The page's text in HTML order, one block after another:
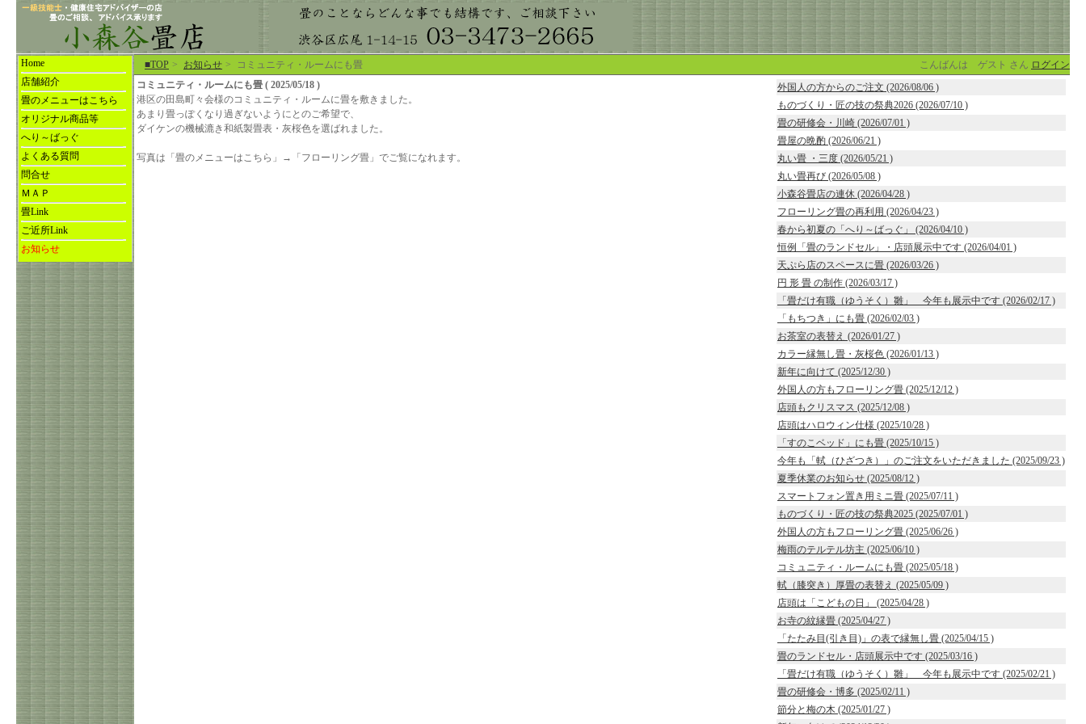
Home
店舗紹介
畳のメニューはこちら
オリジナル商品等
へり～ばっぐ
よくある質問
問合せ
ＭＡＰ
畳Link
ご近所Link
お知らせ
■TOP > お知らせ > コミュニティ・ルームにも畳 こんばんは ゲスト さん ログイン
コミュニティ・ルームにも畳 ( 2025/05/18 )
港区の田島町々会様のコミュニティ・ルームに畳を敷きました。
あまり畳っぽくなり過ぎないようにとのご希望で、
ダイケンの機械漉き和紙製畳表・灰桜色を選ばれました。
写真は「畳のメニューはこちら」→「フローリング畳」でご覧になれます。
外国人の方からのご注文 (2026/08/06 )
ものづくり・匠の技の祭典2026 (2026/07/10 )
畳の研修会・川崎 (2026/07/01 )
畳屋の晩酌 (2026/06/21 )
丸い畳 ・三度 (2026/05/21 )
丸い畳再び (2026/05/08 )
小森谷畳店の連休 (2026/04/28 )
フローリング畳の再利用 (2026/04/23 )
春から初夏の「へり～ばっぐ」 (2026/04/10 )
恒例「畳のランドセル」・店頭展示中です (2026/04/01 )
天ぷら店のスペースに畳 (2026/03/26 )
円 形 畳 の制作 (2026/03/17 )
「畳だけ有職（ゆうそく）雛」 今年も展示中です (2026/02/17 )
「もちつき」にも畳 (2026/02/03 )
お茶室の表替え (2026/01/27 )
カラー縁無し畳・灰桜色 (2026/01/13 )
新年に向けて (2025/12/30 )
外国人の方もフローリング畳 (2025/12/12 )
店頭もクリスマス (2025/12/08 )
店頭はハロウィン仕様 (2025/10/28 )
「すのこベッド」にも畳 (2025/10/15 )
今年も「軾（ひざつき）」のご注文をいただきました (2025/09/23 )
夏季休業のお知らせ (2025/08/12 )
スマートフォン置き用ミニ畳 (2025/07/11 )
ものづくり・匠の技の祭典2025 (2025/07/01 )
外国人の方もフローリング畳 (2025/06/26 )
梅雨のテルテル坊主 (2025/06/10 )
コミュニティ・ルームにも畳 (2025/05/18 )
軾（膝突き）厚畳の表替え (2025/05/09 )
店頭は「こどもの日」 (2025/04/28 )
お寺の紋縁畳 (2025/04/27 )
「たたみ目(引き目)」の表で縁無し畳 (2025/04/15 )
畳のランドセル・店頭展示中です (2025/03/16 )
「畳だけ有職（ゆうそく）雛」 今年も展示中です (2025/02/21 )
畳の研修会・博多 (2025/02/11 )
節分と梅の木 (2025/01/27 )